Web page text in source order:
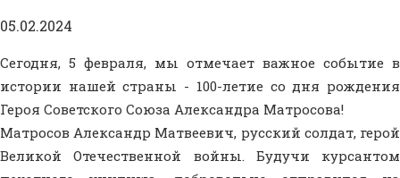
05.02.2024
Сегодня, 5 февраля, мы отмечает важное событие в
истории нашей страны - 100-летие со дня рождения
Героя Советского Союза Александра Матросова!
Матросов Александр Матвеевич, русский солдат, герой
Великой Отечественной войны. Будучи курсантом